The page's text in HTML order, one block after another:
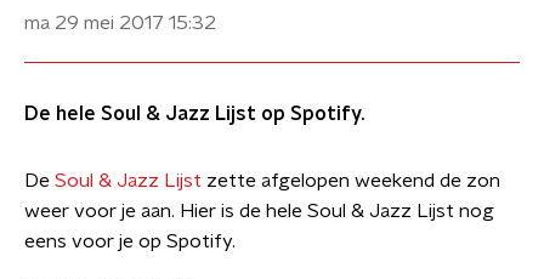
ma 29 mei 2017 15:32
De hele Soul & Jazz Lijst op Spotify.
De Soul & Jazz Lijst zette afgelopen weekend de zon
weer voor je aan. Hier is de hele Soul & Jazz Lijst nog
eens voor je op Spotify.